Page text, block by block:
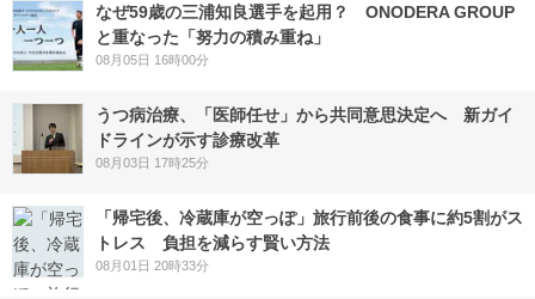
なぜ59歳の三浦知良選手を起用？ ONODERA GROUP
と重なった「努力の積み重ね」
08月05日 16時00分
うつ病治療、「医師任せ」から共同意思決定へ 新ガイ
ドラインが示す診療改革
08月03日 17時25分
「帰宅後、冷蔵庫が空っぽ」旅行前後の食事に約5割がス
トレス 負担を減らす賢い方法
08月01日 20時33分